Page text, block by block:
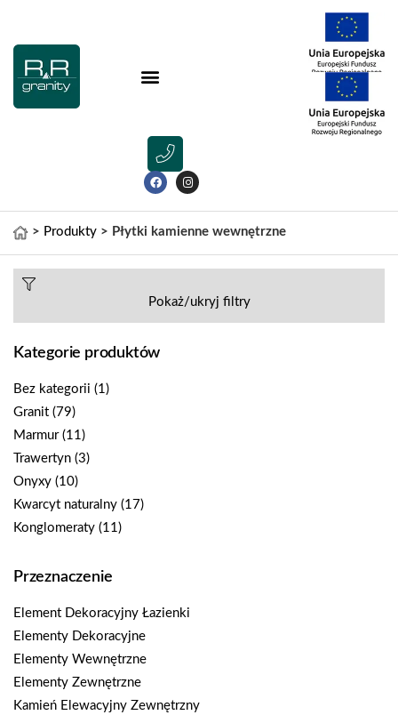
> Produkty > Płytki kamienne wewnętrzne
Pokaż/ukryj filtry
Kategorie produktów
Bez kategorii (1)
Granit (79)
Marmur (11)
Trawertyn (3)
Onyxy (10)
Kwarcyt naturalny (17)
Konglomeraty (11)
Przeznaczenie
Element Dekoracyjny Łazienki
Elementy Dekoracyjne
Elementy Wewnętrzne
Elementy Zewnętrzne
Kamień Elewacyjny Zewnętrzny